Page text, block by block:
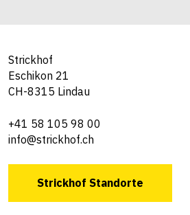
Strickhof
Eschikon 21
CH-8315 Lindau
+41 58 105 98 00
info@strickhof.ch
Strickhof Standorte